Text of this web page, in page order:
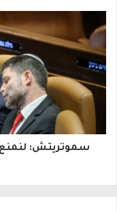
إ
ل
ك
ت
سموتريتش: